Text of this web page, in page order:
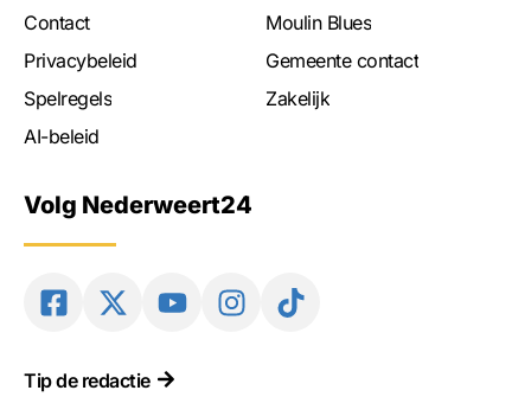
Contact
Privacybeleid
Spelregels
AI-beleid
Moulin Blues
Gemeente contact
Zakelijk
Volg Nederweert24
Tip de redactie